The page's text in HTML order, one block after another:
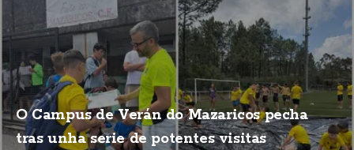
O Campus de Verán do Mazaricos pecha
tras unha serie de potentes visitas